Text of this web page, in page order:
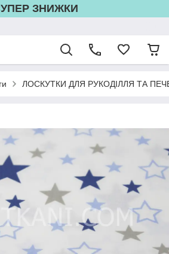
ЗНИЖКИ
ЛОСКУТКИ ДЛЯ РУКОДІЛЛЯ ТА